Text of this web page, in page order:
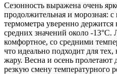
Сезонность выражена очень
продолжительная и морозная:
термометра уверенно держится
средних значений около -13°C.
комфортное, со средними
что идеально подходит для
жару. Весна и осень пролетают
резкую смену температурного